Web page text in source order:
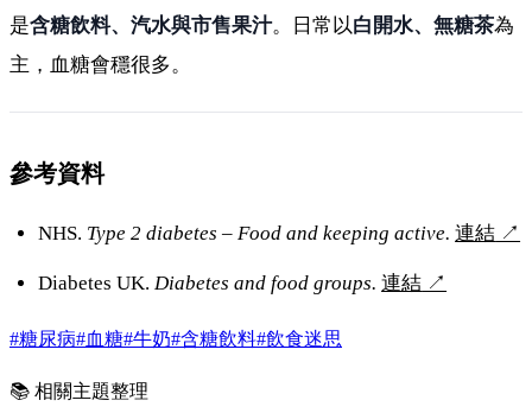
是含糖飲料、汽水與市售果汁。日常以白開水、無糖茶為
主，血糖會穩很多。
參考資料
NHS. Type 2 diabetes – Food and keeping active. 連結 ↗
Diabetes UK.Diabetes and food groups. 連結 ↗
#糖尿病#血糖#牛奶#含糖飲料#飲食迷思
📚 相關主題整理